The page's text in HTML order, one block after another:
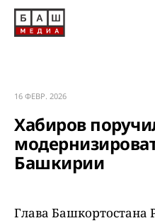
16 ФЕВР. 2026
Хабиров
Башкирии
Глава Башкортостана